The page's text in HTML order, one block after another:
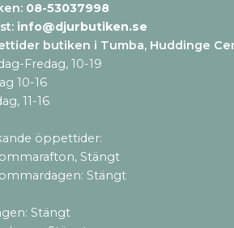
08-53037998
info@djurbutiken.se
butiken i Tumba, Huddinge
Fredag, 10-19
10-16
11-16
öppettider:
Stängt
Stängt
Stängt